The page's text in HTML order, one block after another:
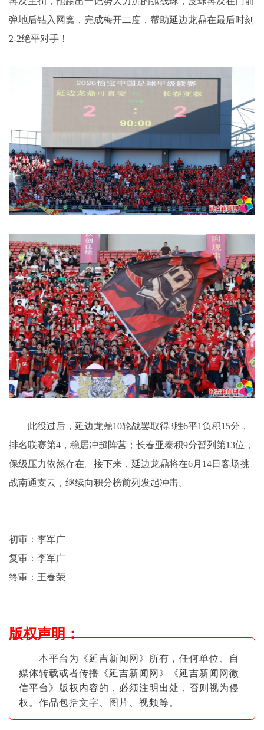
弹地后钻入网窝，完成梅开二度，帮助延边龙鼎在最后时刻
2-2绝平对手！
此役过后，延边龙鼎10轮战罢取得3胜6平1负积15分，
排名联赛第4，稳居冲超阵营；长春亚泰积9分暂列第13位，
保级压力依然存在。接下来，延边龙鼎将在6月14日客场挑
战南通支云，继续向积分榜前列发起冲击。
初审：李军广
复审：李军广
终审：王春荣
版权声明：
本平台为《延吉新闻网》所有，任何单位、自
媒体转载或者传播《延吉新闻网》《延吉新闻网微
信平台》版权内容的，必须注明出处，否则视为侵
权。作品包括文字、图片 、视频等。